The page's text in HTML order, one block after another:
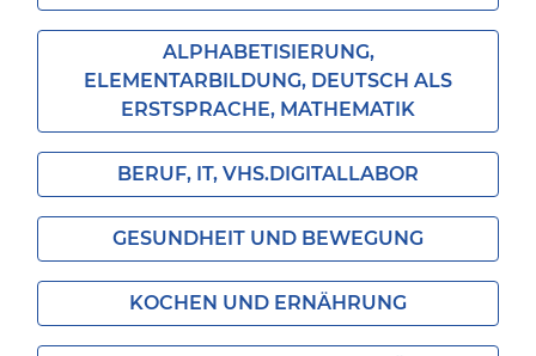
ALPHABETISIERUNG,
ELEMENTARBILDUNG, DEUTSCH ALS
ERSTSPRACHE, MATHEMATIK
BERUF, IT, VHS.DIGITALLABOR
GESUNDHEIT UND BEWEGUNG
KOCHEN UND ERNÄHRUNG